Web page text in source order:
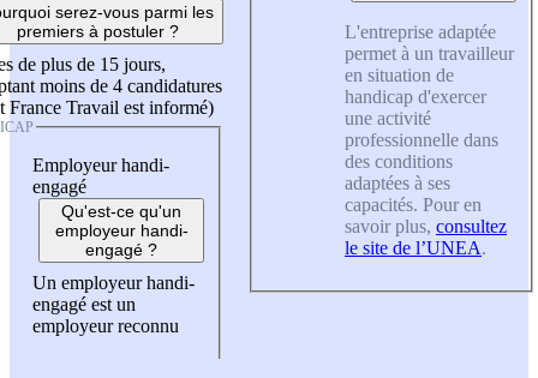
serez-vous parmi les
premiers à postuler ?
de plus de 15 jours,
moins de 4 candidatures
France Travail est informé)
Employeur handi-
engagé
Qu'est-ce qu'un
employeur handi-
engagé ?
Un employeur handi-
engagé est un
employeur reconnu
L'entreprise adaptée
permet à un travailleur
en situation de
handicap d'exercer
une activité
professionnelle dans
des conditions
adaptées à ses
capacités. Pour en
savoir plus, consultez
le site de l’UNEA.